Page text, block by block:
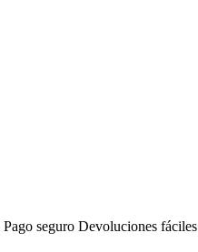
Pago seguro Devoluciones fáciles